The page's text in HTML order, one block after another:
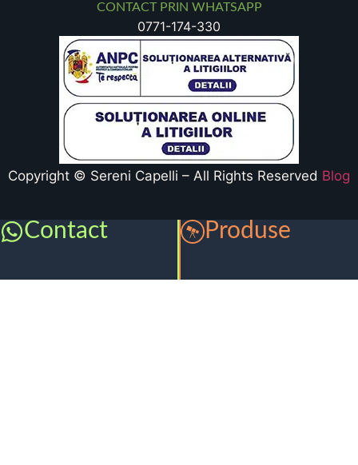
CONTACT PRIN WHATSAPP
0771-174-330
Copyright © Sereni Capelli – All Rights Reserved Blog
Contact Produse